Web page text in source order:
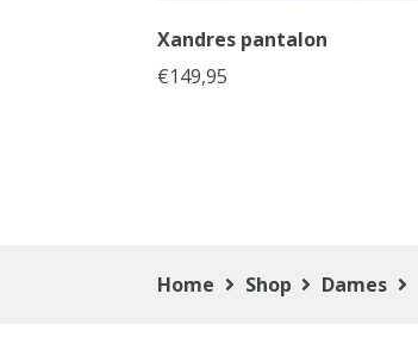
Xandres pantalon
€149,95
Home Shop Dames